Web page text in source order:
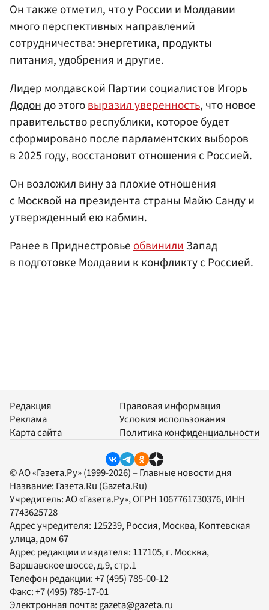
Он также отметил, что у России и Молдавии
много перспективных направлений
сотрудничества: энергетика, продукты
питания, удобрения и другие.
Лидер молдавской Партии социалистовИгорь
Додондо этоговыразил уверенность, что новое
правительство республики, которое будет
сформировано после парламентских выборов
в 2025 году, восстановит отношения с Россией.
Он возложил вину за плохие отношения
с Москвой на президента страны Майю Санду и
утвержденный ею кабмин.
Ранее в ПриднестровьеобвинилиЗапад
в подготовке Молдавии к конфликту с Россией.
Редакция
Реклама
Карта сайта
Правовая информация
Условия использования
Политика конфиденциальности
© АО «Газета.Ру» (1999-2026) – Главные новости дня
Название: Газета.Ru (Gazeta.Ru)
Учредитель:АО «Газета.Ру», ОГРН 1067761730376, ИНН
7743625728
Адрес учредителя: 125239, Россия, Москва, Коптевская
улица, дом 67
Адрес редакции и издателя: 117105, г. Москва,
Варшавское шоссе, д.9, стр.1
Телефон редакции:+7 (495) 785-00-12
Факс:+7 (495) 785-17-01
Электронная почта: gazeta@gazeta.ru